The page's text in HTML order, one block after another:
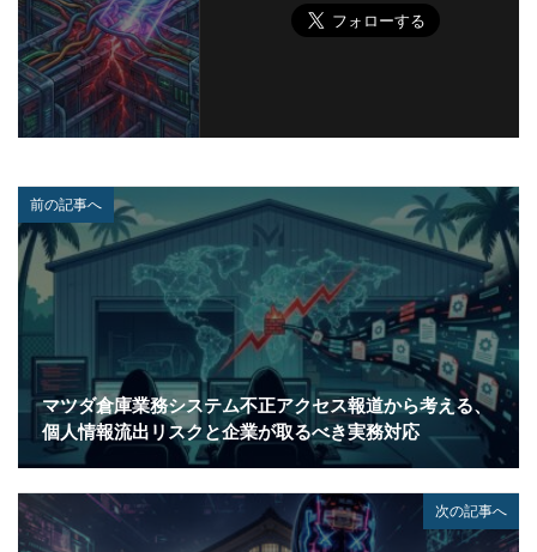
前の記事へ
マツダ倉庫業務システム不正アクセス報道から考える、
個人情報流出リスクと企業が取るべき実務対応
次の記事へ